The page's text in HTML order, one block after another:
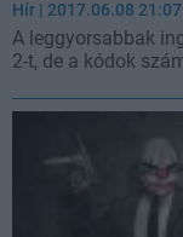
Hír | 2017.06.08 21:07
A leggyorsabbak
2-t, de a kódok